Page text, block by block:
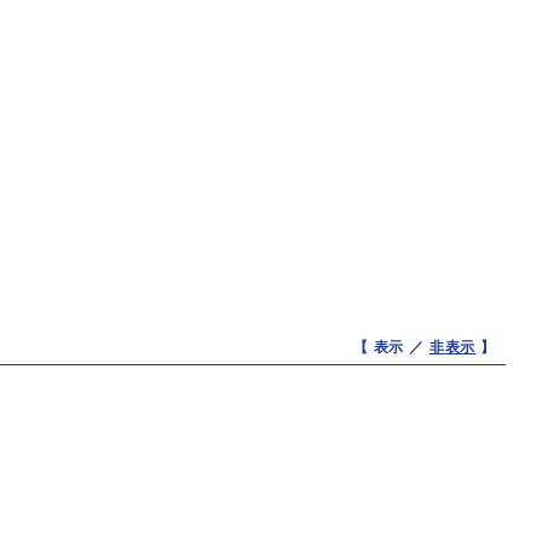
【 表示 ／ 非表示 】